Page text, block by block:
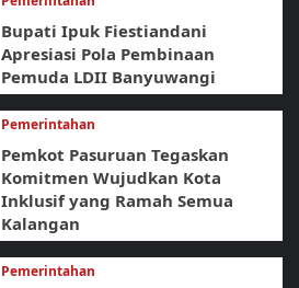
Bupati Ipuk Fiestiandani
Apresiasi Pola Pembinaan
Pemuda LDII Banyuwangi
Pemerintahan
Pemkot Pasuruan Tegaskan
Komitmen Wujudkan Kota
Inklusif yang Ramah Semua
Kalangan
Pemerintahan